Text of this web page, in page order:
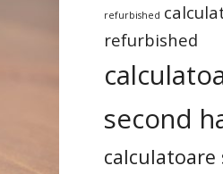
refurbished
refurbished
second
calculatoare